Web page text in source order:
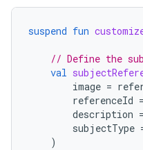
suspend fun
// Define the
val
image =
referenceId =
description =
subjectType
)